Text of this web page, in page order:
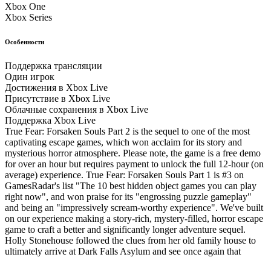
Xbox One
Xbox Series
Особенности
Поддержка трансляции
Один игрок
Достижения в Xbox Live
Присутствие в Xbox Live
Облачные соxранения в Xbox Live
Поддержка Xbox Live
True Fear: Forsaken Souls Part 2 is the sequel to one of the most
captivating escape games, which won acclaim for its story and
mysterious horror atmosphere. Please note, the game is a free demo
for over an hour but requires payment to unlock the full 12-hour (on
average) experience. True Fear: Forsaken Souls Part 1 is #3 on
GamesRadar's list "The 10 best hidden object games you can play
right now", and won praise for its "engrossing puzzle gameplay"
and being an "impressively scream-worthy experience". We've built
on our experience making a story-rich, mystery-filled, horror escape
game to craft a better and significantly longer adventure sequel.
Holly Stonehouse followed the clues from her old family house to
ultimately arrive at Dark Falls Asylum and see once again that